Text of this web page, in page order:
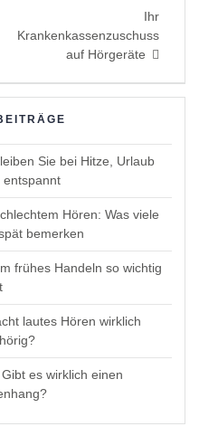
Next
post:
Ihr
Krankenkassenzuschuss
auf Hörgeräte
Sie bei Hitze, Urlaub
entspannt
Hören: Was viele
bemerken
frühes Handeln so wichtig
lautes Hören wirklich
es wirklich einen